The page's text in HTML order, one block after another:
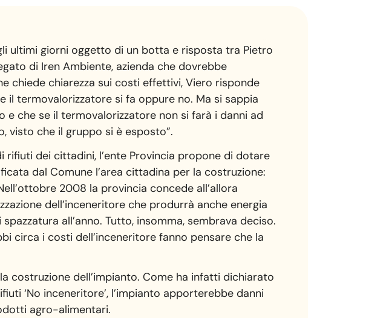
ultimi giorni oggetto di un botta e risposta tra Pietro
di Iren Ambiente, azienda che dovrebbe
chiede chiarezza sui costi effettivi, Viero risponde
il termovalorizzatore si fa oppure no. Ma si sappia
che se il termovalorizzatore non si farà i danni ad
visto che il gruppo si è esposto”.
dei cittadini, l’ente Provincia propone di dotare
dal Comune l’area cittadina per la costruzione:
2008 la provincia concede all’allora
dell’inceneritore che produrrà anche energia
all’anno. Tutto, insomma, sembrava deciso.
circa i costi dell’inceneritore fanno pensare che la
costruzione dell’impianto. Come ha infatti dichiarato
‘No inceneritore’, l’impianto apporterebbe danni
agro-alimentari.